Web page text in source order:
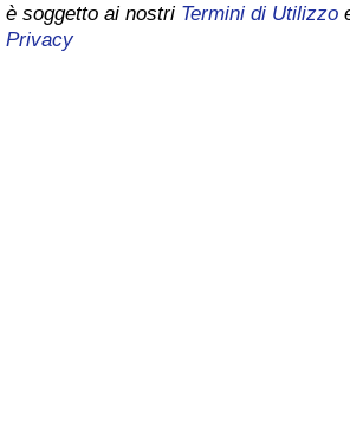
è soggetto ai nostri Termini di Utilizzo
Privacy
Indice dell’Assistenza Sanitaria